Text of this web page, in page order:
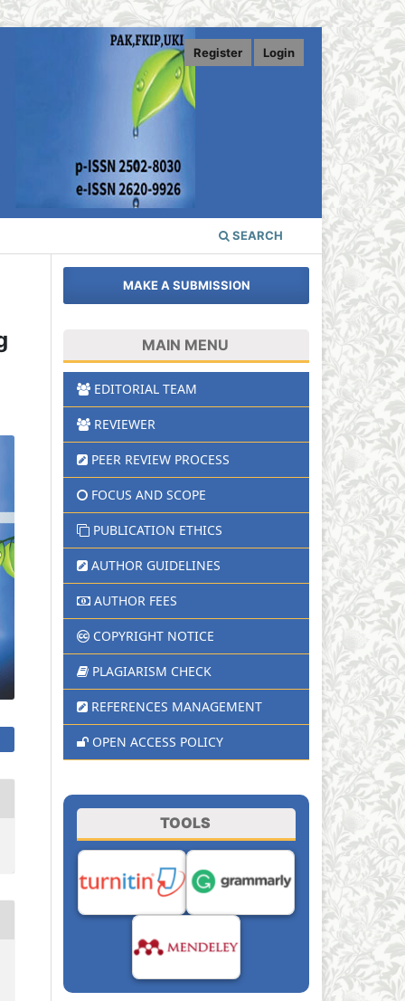
SEARCH
Register Login
MAKE A SUBMISSION
MAIN MENU
EDITORIAL TEAM
REVIEWER
PEER REVIEW PROCESS
FOCUS AND SCOPE
PUBLICATION ETHICS
AUTHOR GUIDELINES
AUTHOR FEES
COPYRIGHT NOTICE
PLAGIARISM CHECK
REFERENCES MANAGEMENT
OPEN ACCESS POLICY
TOOLS